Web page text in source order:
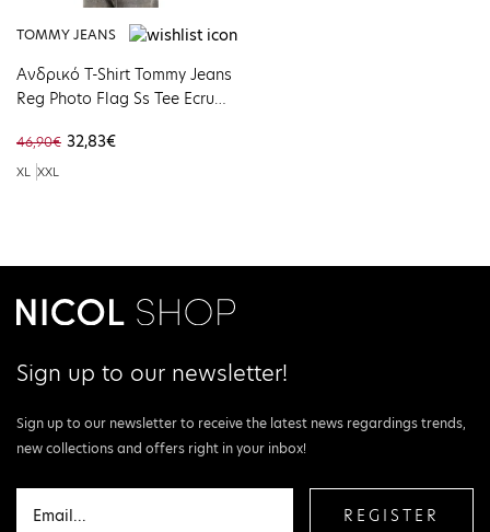
TOMMY JEANS
Ανδρικό T-Shirt Tommy Jeans
Reg Photo Flag Ss Tee Ecru
46,90€ 32,83€
XL XXL
Sign up to our newsletter!
Sign up to our newsletter to receive the latest news regardings trends,
new collections and offers right in your inbox!
REGISTER